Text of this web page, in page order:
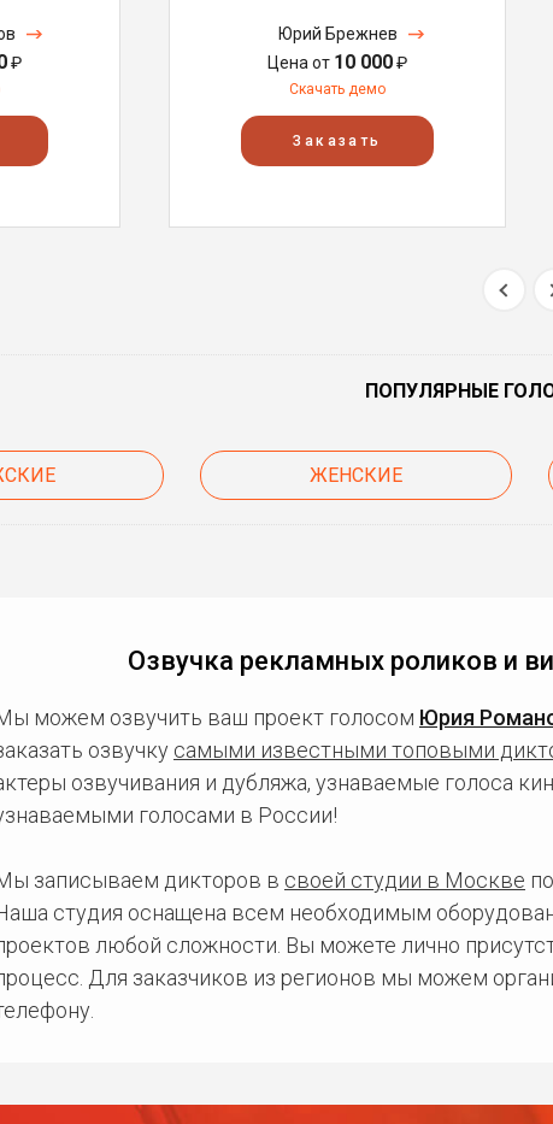
₽
Юрий Брежнев
Цена от 10 000₽
Скачать демо
Заказать
ПОПУЛЯРНЫЕ
ЖЕНСКИЕ
Озвучка рекламных роликов и
можем озвучить ваш проект голосом Юрия
озвучку самыми известными топовыми
озвучивания и дубляжа, узнаваемые голоса
голосами в России!
записываем дикторов в своей студии в Москве
студия оснащена всем необходимым
любой сложности. Вы можете лично
Для заказчиков из регионов мы можем